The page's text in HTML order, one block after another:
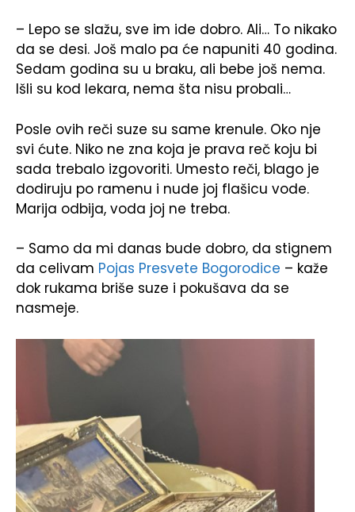
– Lepo se slažu, sve im ide dobro. Ali… To nikako
da se desi. Još malo pa će napuniti 40 godina.
Sedam godina su u braku, ali bebe još nema.
Išli su kod lekara, nema šta nisu probali…
Posle ovih reči suze su same krenule. Oko nje
svi ćute. Niko ne zna koja je prava reč koju bi
sada trebalo izgovoriti. Umesto reči, blago je
dodiruju po ramenu i nude joj flašicu vode.
Marija odbija, voda joj ne treba.
– Samo da mi danas bude dobro, da stignem
da celivam Pojas Presvete Bogorodice – kaže
dok rukama briše suze i pokušava da se
nasmeje.